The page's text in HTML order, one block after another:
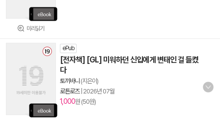
미리읽기
ePub
[전자책] [GL] 미워하던 신입에게 변태인 걸 들켰
다
토끼바니 (지은이)
로튼로즈| 2026년 07월
1,000원 (50원)